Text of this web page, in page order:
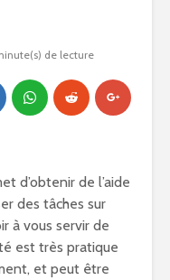
de lecture
d’obtenir de l’aide
des tâches sur
à vous servir de
est très pratique
et peut être